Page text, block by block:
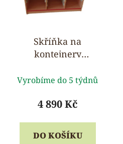
Skříňka na
kontejnery
46 cmhodnocení
produktu
5,0
z
Vyrobíme do 5 týdnů
4 890 Kč
DO KOŠÍKU